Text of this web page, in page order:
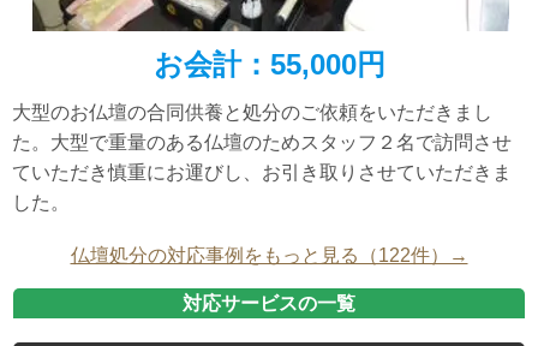
お会計： 55,000円
大型のお仏壇の合同供養と処分のご依頼をいただきまし
た。大型で重量のある仏壇のためスタッフ２名で訪問させ
ていただき慎重にお運びし、お引き取りさせていただきま
した。
仏壇処分の対応事例をもっと見る（122件）→
対応サービスの一覧